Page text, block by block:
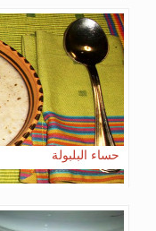
حساء البلبولة